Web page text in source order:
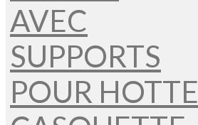
AVEC
SUPPORTS
POUR HOTTE